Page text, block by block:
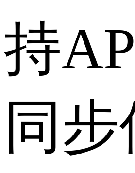
持
同步